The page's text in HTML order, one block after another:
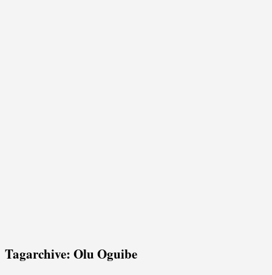
Tagarchive: Olu Oguibe